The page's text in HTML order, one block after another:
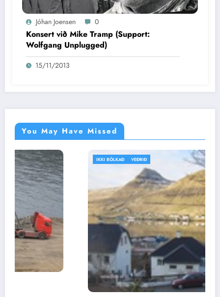
Jóhan Joensen 0
Konsert við Mike Tramp (Support:
Wolfgang Unplugged)
15/11/2013
You May Have Missed
IKKI BÓLKAÐ VEÐRIÐ